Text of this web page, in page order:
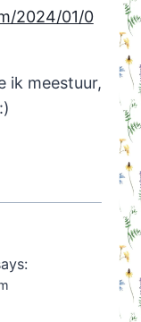
2024/01/0
ik meestuur,